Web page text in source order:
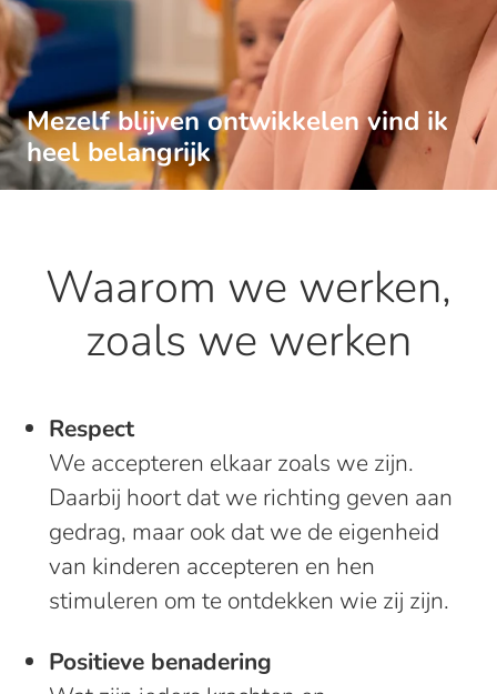
Mezelf blijven ontwikkelen vind ik
heel belangrijk
Waarom we werken,
zoals we werken
Respect
We accepteren elkaar zoals we zijn.
Daarbij hoort dat we richting geven aan
gedrag, maar ook dat we de eigenheid
van kinderen accepteren en hen
stimuleren om te ontdekken wie zij zijn.
Positieve benadering